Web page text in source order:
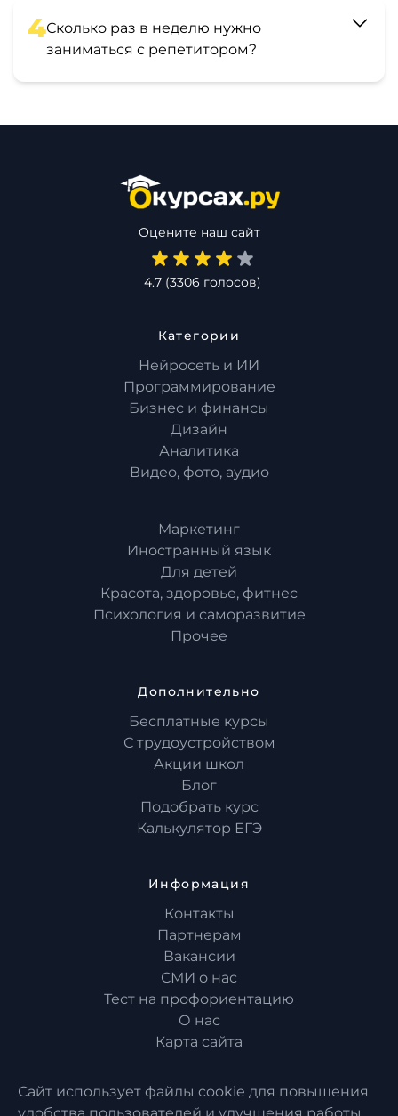
4Сколько раз в неделю нужно
заниматься с репетитором?
Оцените наш сайт
4.7 (3306 голосов)
Категории
Нейросеть и ИИ
Программирование
Бизнес и финансы
Дизайн
Аналитика
Видео, фото, аудио
Маркетинг
Иностранный язык
Для детей
Красота, здоровье, фитнес
Психология и саморазвитие
Прочее
Дополнительно
Бесплатные курсы
С трудоустройством
Акции школ
Блог
Подобрать курс
Калькулятор ЕГЭ
Информация
Контакты
Партнерам
Вакансии
СМИ о нас
Тест на профориентацию
О нас
Карта сайта
Сайт использует файлы cookie для повышения
удобства пользователей и улучшения работы